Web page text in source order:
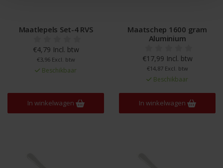
Maatlepels Set-4 RVS
€4,79 Incl. btw
€3,96 Excl. btw
Beschikbaar
In winkelwagen
Maatschep 1600 gram
Aluminium
€17,99 Incl. btw
€14,87 Excl. btw
Beschikbaar
In winkelwagen